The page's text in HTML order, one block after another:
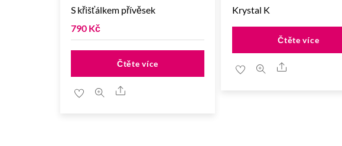
S křišťálkem přívěsek
790 Kč
Čtěte více
Share
Krystal K
Čtěte více
Share